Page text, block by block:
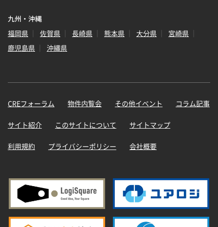
九州・沖縄
福岡県
佐賀県 長崎県 熊本県 大分県
宮崎県
鹿児島県
沖縄県
CREフォーラム 物件内覧会 その他イベント コラム記事
サイト紹介 このサイトについて サイトマップ
利用規約 プライバシーポリシー 会社概要